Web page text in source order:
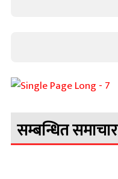
सम्बन्धित समाचार